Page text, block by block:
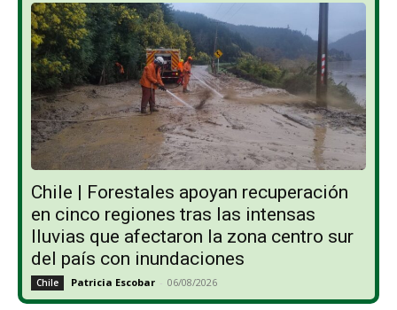
Chile | Forestales apoyan recuperación
en cinco regiones tras las intensas
lluvias que afectaron la zona centro sur
del país con inundaciones
Chile Patricia Escobar - 06/08/2026